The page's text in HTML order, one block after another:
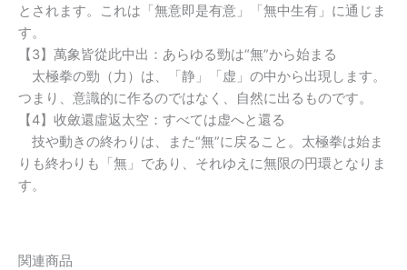
とされます。これは「無意即是有意」「無中生有」に通じま
す。
【3】萬象皆從此中出：あらゆる勁は“無”から始まる
太極拳の勁（力）は、「静」「虚」の中から出現します。
つまり、意識的に作るのではなく、自然に出るものです。
【4】收斂還虛返太空：すべては虚へと還る
技や動きの終わりは、また“無”に戻ること。太極拳は始ま
りも終わりも「無」であり、それゆえに無限の円環となりま
す。
関連商品